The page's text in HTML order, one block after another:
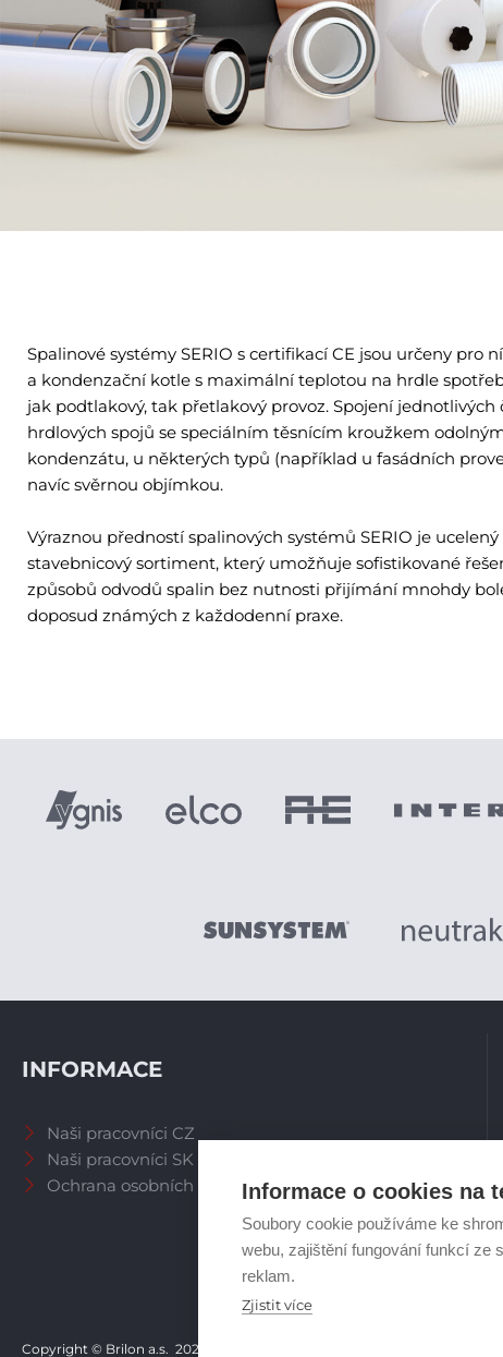
Informace o cookies na
Soubory cookie používáme ke
webu, zajištění fungování funkcí ze
reklam.
Zjistit více
Spalinové systémy SERIO s certifikací CE jsou určeny pro
a kondenzační kotle s maximální teplotou na hrdle
jak podtlakový, tak přetlakový provoz. Spojení jednotlivých
hrdlových spojů se speciálním těsnícím kroužkem
kondenzátu, u některých typů (například u fasádních
navíc svěrnou objímkou.
Výraznou předností spalinových systémů SERIO je
stavebnicový sortiment, který umožňuje sofistikované
způsobů odvodů spalin bez nutnosti přijímání mnohdy
doposud známých z každodenní praxe.
INFORMACE
Naši pracovníci CZ
Naši pracovníci SK
Ochrana osobních údajů
Copyright © Brilon a.s. 2026